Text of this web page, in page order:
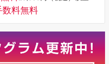
数料無料